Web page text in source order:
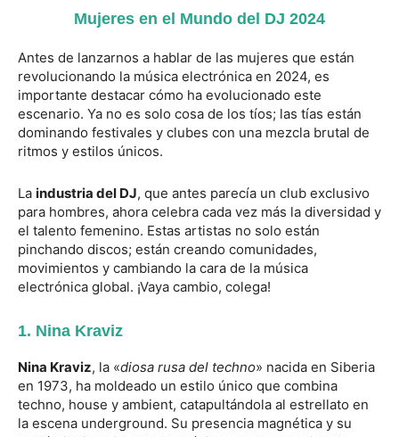
Mujeres en el Mundo del DJ 2024
Antes de lanzarnos a hablar de las mujeres que están
revolucionando la música electrónica en 2024, es
importante destacar cómo ha evolucionado este
escenario. Ya no es solo cosa de los tíos; las tías están
dominando festivales y clubes con una mezcla brutal de
ritmos y estilos únicos.
La industria del DJ, que antes parecía un club exclusivo
para hombres, ahora celebra cada vez más la diversidad y
el talento femenino. Estas artistas no solo están
pinchando discos; están creando comunidades,
movimientos y cambiando la cara de la música
electrónica global. ¡Vaya cambio, colega!
1. Nina Kraviz
Nina Kraviz, la «diosa rusa del techno» nacida en Siberia
en 1973, ha moldeado un estilo único que combina
techno, house y ambient, catapultándola al estrellato en
la escena underground. Su presencia magnética y su